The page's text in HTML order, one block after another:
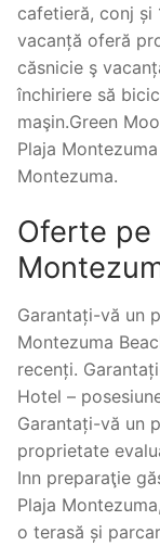
cafetieră, conj și
vacanță oferă
căsnicie ş
închiriere să
maşin.Green
Plaja
Montezuma.
Oferte pe
Garantați-vă un
Montezuma
recenți.
Hotel –
Garantați-vă un
proprietate
Inn preparaţie
Plaja
o terasă și